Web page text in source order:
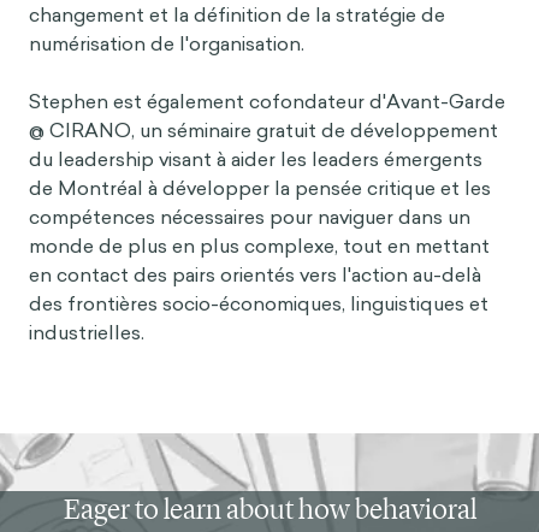
changement et la définition de la stratégie de
numérisation de l'organisation.
Stephen est également cofondateur d'Avant-Garde
@ CIRANO, un séminaire gratuit de développement
du leadership visant à aider les leaders émergents
de Montréal à développer la pensée critique et les
compétences nécessaires pour naviguer dans un
monde de plus en plus complexe, tout en mettant
en contact des pairs orientés vers l'action au-delà
des frontières socio-économiques, linguistiques et
industrielles.
Eager to learn about how behavioral